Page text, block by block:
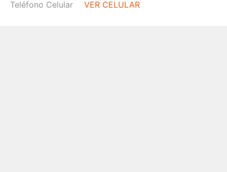
Teléfono Celular
VER CELULAR